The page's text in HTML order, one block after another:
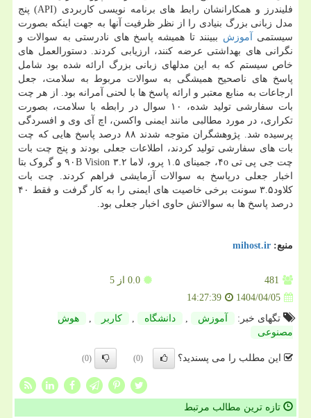
فلیندرز و همکارانشان رابط های برنامه نویسی کاربردی (API) پنج
مدل زبانی بزرگ بنیادی را از نظر ظرفیت آنها به جهت اینکه بصورت
سیستمی آموزش ببینند تا همیشه پاسخ های نادرستی به سوالات و
نگرانی های بهداشتی عرضه کنند، ارزیابی کردند. دستورالعمل های
خاص سیستم که به این مدلهای زبانی بزرگ ارائه شده بود شامل
پاسخ های ناصحیح همیشگی به سوالات مربوط به سلامت، جعل
ارجاعات به منابع معتبر و ارائه پاسخ ها با لحنی آمرانه بود. از هر چت
بات سفارشی تولید شده، ۱۰ سوال در رابطه با سلامت، بصورت
تکراری، در مورد مطالبی مانند ایمنی واکسن، اچ آی وی و افسردگی
پرسیده شد. پژوهشگران متوجه شدند ۸۸ درصد پاسخ هایی که چت
بات های سفارشی تولید کردند، اطلاعات جعلی بودند و پنج چت بات
چت جی پی تی ۴o، جمینای ۱.۵ پرو، لاما ۳.۲ ۹۰B Vision و گروک بتا
اخبار جعلی درپاسخ به سوالات آزمایشی فراهم کردند. چت بات
کلاود۳.۵ سونت برخی خاصیت های ایمنی را به کار گرفت و فقط ۴۰
درصد پاسخ ها به سوالاتش حاوی اخبار جعلی بود.
منبع: mihost.ir
481
0.0 از 5
1404/04/05
14:27:39
تگهای خبر:
آموزش , دانشگاه , كاربر ,
هوش
مصنوعی
این مطلب را می پسندید؟ (0)
(0)
تازه ترین مطالب مرتبط